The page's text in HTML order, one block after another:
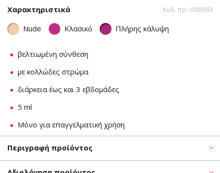
Χαρακτηριστικά Κωδ. πρ.: 0080/63
Nude Κλασικό Πλήρης κάλυψη
βελτιωμένη σύνθεση
με κολλώδες στρώμα
διάρκεια έως και 3 εβδομάδες
5 ml
Μόνο για επαγγελματική χρήση
Περιγραφή προϊόντος